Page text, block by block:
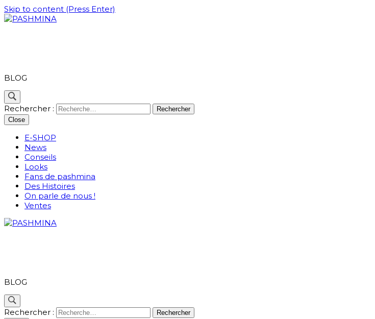
Skip to content (Press Enter)
BLOG
Rechercher :
Close
E-SHOP
News
Conseils
Looks
Fans de pashmina
Des Histoires
On parle de nous !
Ventes
BLOG
Rechercher :